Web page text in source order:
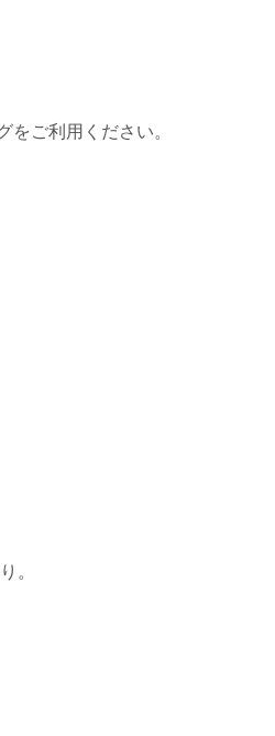
ご利用ください。
。